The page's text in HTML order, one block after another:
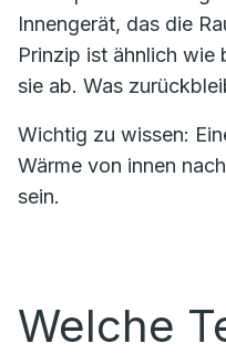
Innengerät, das die
Prinzip ist ähnlich wie
sie ab. Was
Wichtig zu wissen:
Wärme von innen
sein.
Welche